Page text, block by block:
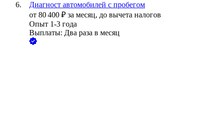
Диагност автомобилей с пробегом
от 80 400 ₽ за месяц, до вычета налогов
Опыт 1-3 года
Выплаты: Два раза в месяц